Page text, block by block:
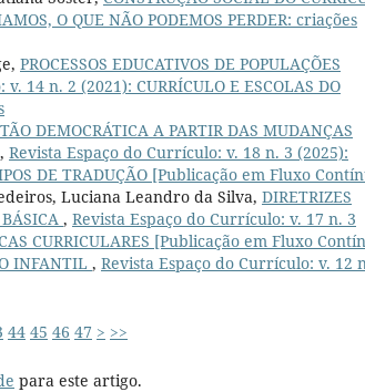
O QUE NÃO PODEMOS PERDER: criações
PROCESSOS EDUCATIVOS DE POPULAÇÕES
14 n. 2 (2021): CURRÍCULO E ESCOLAS DO
DEMOCRÁTICA A PARTIR DAS MUDANÇAS
, Revista Espaço do Currículo: v. 18 n. 3 (2025):
DE TRADUÇÃO [Publicação em Fluxo
Luciana Leandro da Silva, DIRETRIZES
, Revista Espaço do Currículo: v. 17 n. 3
CURRICULARES [Publicação em Fluxo
INFANTIL , Revista Espaço do Currículo: v. 12
44 45 46 47 > >>
para este artigo.